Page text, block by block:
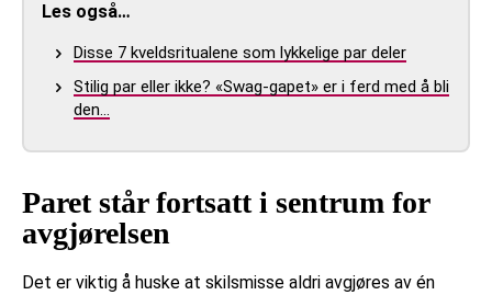
Les også…
Disse 7 kveldsritualene som lykkelige par deler
Stilig par eller ikke? «Swag-gapet» er i ferd med å bli
den…
Paret står fortsatt i sentrum for
avgjørelsen
Det er viktig å huske at skilsmisse aldri avgjøres av én